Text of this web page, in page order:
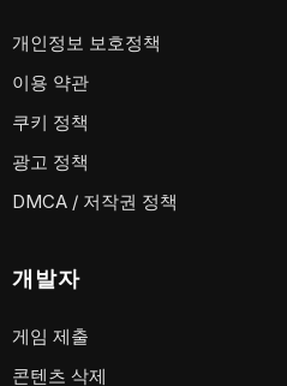
개인정보 보호정책
이용 약관
쿠키 정책
광고 정책
DMCA / 저작권 정책
개발자
게임 제출
콘텐츠 삭제